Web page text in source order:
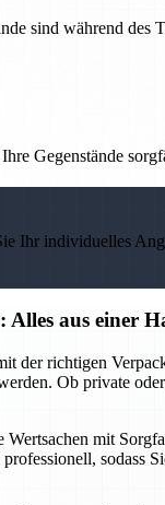
sind während des
Gegenstände
Ihr individuelles
Alles aus einer
der richtigen
Ob private
mit
sodass